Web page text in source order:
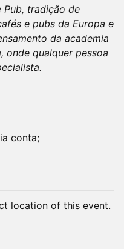
Pub, tradição de
e pubs da Europa e
da academia
onde qualquer pessoa
conta;
location of this event.